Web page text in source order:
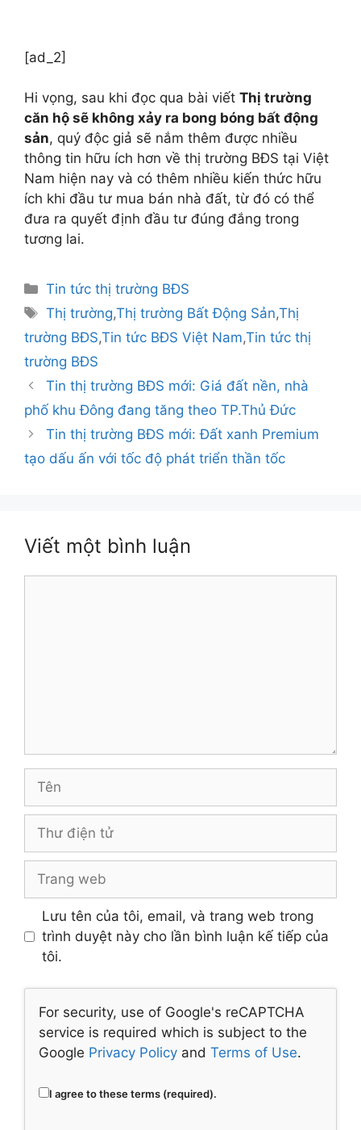
[ad_2]
Hi vọng, sau khi đọc qua bài viết Thị trường
căn hộ sẽ không xảy ra bong bóng bất động
sản, quý độc giả sẽ nắm thêm được nhiều
thông tin hữu ích hơn về thị trường BĐS tại Việt
Nam hiện nay và có thêm nhiều kiến thức hữu
ích khi đầu tư mua bán nhà đất, từ đó có thể
đưa ra quyết định đầu tư đúng đắng trong
tương lai.
Danh
mục
Tin tức thị trường BĐS
Thẻ
Thị trường,Thị trường Bất Động Sản,Thị
trường BĐS,Tin tức BĐS Việt Nam,Tin tức thị
trường BĐS
Điều
hướng
bài
Tin thị trường BĐS mới: Giá đất nền, nhà
phố khu Đông đang tăng theo TP.Thủ Đức
Tin thị trường BĐS mới: Đất xanh Premium
tạo dấu ấn với tốc độ phát triển thần tốc
Viết một bình luận
Tên
Thư
tửTrang
Lưu tên của tôi, email, và trang web trong
trình duyệt này cho lần bình luận kế tiếp của
tôi.
For security, use of Google's reCAPTCHA
service is required which is subject to the
Google Privacy Policy and Terms of Use.
I agree to these terms (required).